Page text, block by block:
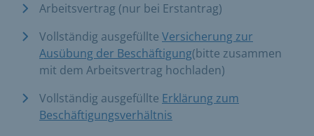
Arbeitsvertrag (nur bei Erstantrag)
Vollständig ausgefüllte Versicherung zur
Ausübung der Beschäftigung(bitte zusammen
mit dem Arbeitsvertrag hochladen)
Vollständig ausgefüllte Erklärung zum
Beschäftigungsverhältnis